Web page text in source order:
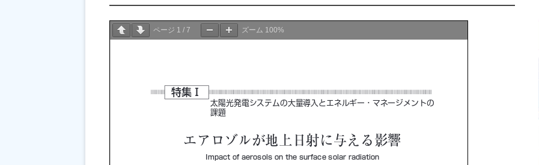
ページ 1 / 7 ズーム 100%